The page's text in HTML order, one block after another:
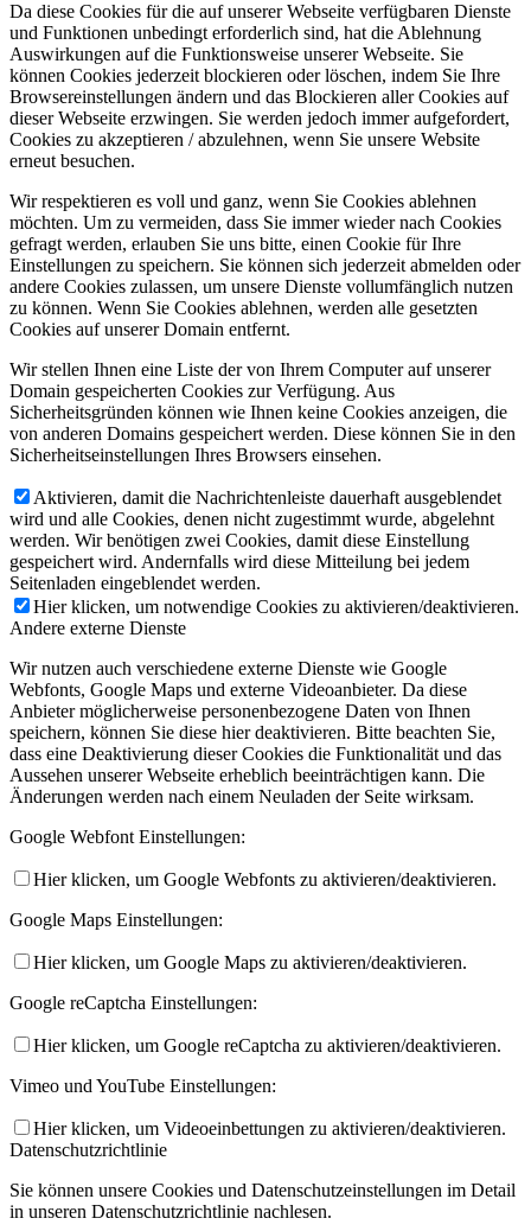
Da diese Cookies für die auf unserer Webseite verfügbaren Dienste
und Funktionen unbedingt erforderlich sind, hat die Ablehnung
Auswirkungen auf die Funktionsweise unserer Webseite. Sie
können Cookies jederzeit blockieren oder löschen, indem Sie Ihre
Browsereinstellungen ändern und das Blockieren aller Cookies auf
dieser Webseite erzwingen. Sie werden jedoch immer aufgefordert,
Cookies zu akzeptieren / abzulehnen, wenn Sie unsere Website
erneut besuchen.
Wir respektieren es voll und ganz, wenn Sie Cookies ablehnen
möchten. Um zu vermeiden, dass Sie immer wieder nach Cookies
gefragt werden, erlauben Sie uns bitte, einen Cookie für Ihre
Einstellungen zu speichern. Sie können sich jederzeit abmelden oder
andere Cookies zulassen, um unsere Dienste vollumfänglich nutzen
zu können. Wenn Sie Cookies ablehnen, werden alle gesetzten
Cookies auf unserer Domain entfernt.
Wir stellen Ihnen eine Liste der von Ihrem Computer auf unserer
Domain gespeicherten Cookies zur Verfügung. Aus
Sicherheitsgründen können wie Ihnen keine Cookies anzeigen, die
von anderen Domains gespeichert werden. Diese können Sie in den
Sicherheitseinstellungen Ihres Browsers einsehen.
Aktivieren, damit die Nachrichtenleiste dauerhaft ausgeblendet
wird und alle Cookies, denen nicht zugestimmt wurde, abgelehnt
werden. Wir benötigen zwei Cookies, damit diese Einstellung
gespeichert wird. Andernfalls wird diese Mitteilung bei jedem
Seitenladen eingeblendet werden.
Hier klicken, um notwendige Cookies zu aktivieren/deaktivieren.
Andere externe Dienste
Wir nutzen auch verschiedene externe Dienste wie Google
Webfonts, Google Maps und externe Videoanbieter. Da diese
Anbieter möglicherweise personenbezogene Daten von Ihnen
speichern, können Sie diese hier deaktivieren. Bitte beachten Sie,
dass eine Deaktivierung dieser Cookies die Funktionalität und das
Aussehen unserer Webseite erheblich beeinträchtigen kann. Die
Änderungen werden nach einem Neuladen der Seite wirksam.
Google Webfont Einstellungen:
Hier klicken, um Google Webfonts zu aktivieren/deaktivieren.
Google Maps Einstellungen:
Hier klicken, um Google Maps zu aktivieren/deaktivieren.
Google reCaptcha Einstellungen:
Hier klicken, um Google reCaptcha zu aktivieren/deaktivieren.
Vimeo und YouTube Einstellungen:
Hier klicken, um Videoeinbettungen zu aktivieren/deaktivieren.
Datenschutzrichtlinie
Sie können unsere Cookies und Datenschutzeinstellungen im Detail
in unseren Datenschutzrichtlinie nachlesen.